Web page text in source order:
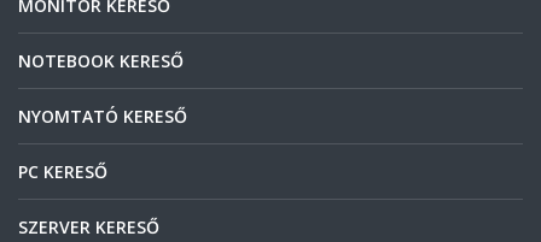
MONITOR KERESŐ
NOTEBOOK KERESŐ
NYOMTATÓ KERESŐ
PC KERESŐ
SZERVER KERESŐ